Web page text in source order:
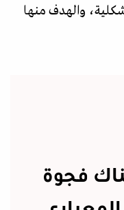
والهدف منها
فجوة